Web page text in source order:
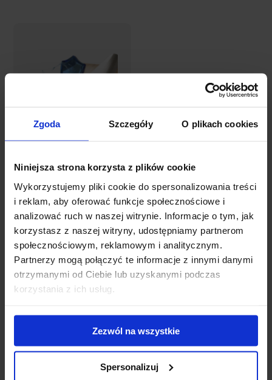
Zgoda Szczegóły O plikach cookies
Niniejsza strona korzysta z plików cookie
Wykorzystujemy pliki cookie do spersonalizowania treści
i reklam, aby oferować funkcje społecznościowe i
analizować ruch w naszej witrynie. Informacje o tym, jak
korzystasz z naszej witryny, udostępniamy partnerom
społecznościowym, reklamowym i analitycznym.
Partnerzy mogą połączyć te informacje z innymi danymi
otrzymanymi od Ciebie lub uzyskanymi podczas
korzystania z ich usług.
Zezwól na wszystkie
Spersonalizuj
ochronna na
stół i biurko |
Miękkie szkło
na wymiar |
Teksturowana
19,68 zł